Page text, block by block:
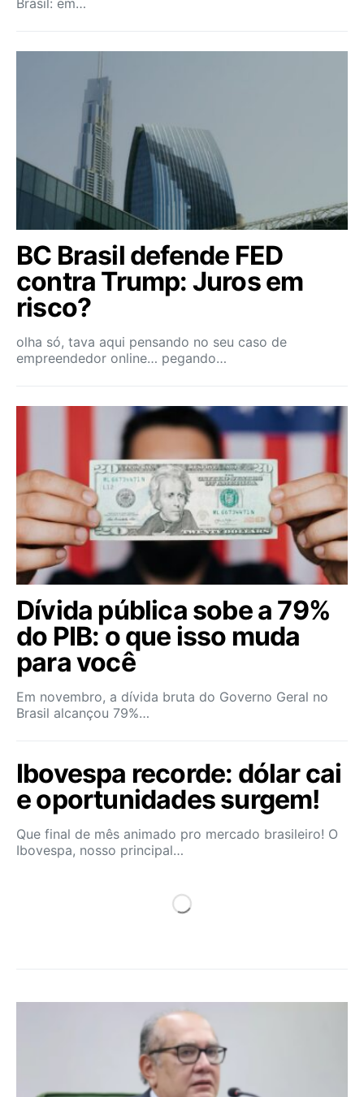
Brasil: em…
BC Brasil defende FED
contra Trump: Juros em
risco?
olha só, tava aqui pensando no seu caso de
empreendedor online… pegando…
Dívida pública sobe a 79%
do PIB: o que isso muda
para você
Em novembro, a dívida bruta do Governo Geral no
Brasil alcançou 79%…
Ibovespa recorde: dólar cai
e oportunidades surgem!
Que final de mês animado pro mercado brasileiro! O
Ibovespa, nosso principal…